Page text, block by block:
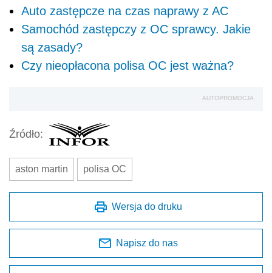
Auto zastępcze na czas naprawy z AC
Samochód zastępczy z OC sprawcy. Jakie
są zasady?
Czy nieopłacona polisa OC jest ważna?
AUTOPROMOCJA
Źródło:
aston martin polisa OC
Wersja do druku
Napisz do nas